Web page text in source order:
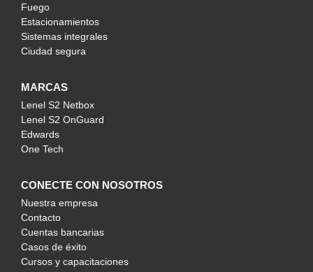
Fuego
Estacionamientos
Sistemas integrales
Ciudad segura
MARCAS
Lenel S2 Netbox
Lenel S2 OnGuard
Edwards
One Tech
CONECTE CON NOSOTROS
Nuestra empresa
Contacto
Cuentas bancarias
Casos de éxito
Cursos y capacitaciones